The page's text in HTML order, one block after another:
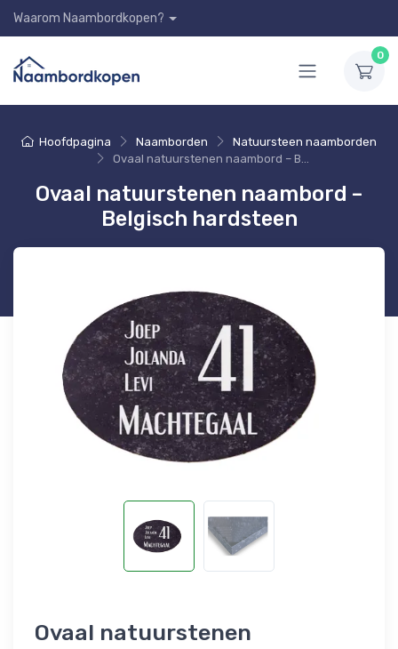
Waarom Naambordkopen?
0
Hoofdpagina Naamborden
Natuursteen naamborden
Ovaal natuurstenen naambord – Belgisch hardsteen
Ovaal natuurstenen naambord –
Belgisch hardsteen
Ovaal natuurstenen